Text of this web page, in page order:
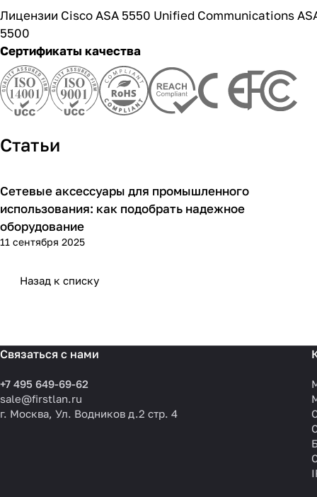
Лицензии Cisco ASA 5550 Unified Communications
5500
Сертификаты качества
Статьи
Советы покупателям
Сетевые аксессуары для промышленного
использования: как подобрать надежное
оборудование
11 сентября 2025
Назад к списку
Связаться с нами
+7 495 649-69-62
sale@firstlan.ru
г. Москва, Ул. Водников д.2 стр. 4